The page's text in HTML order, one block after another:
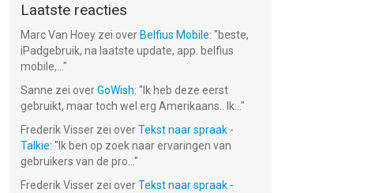
Laatste reacties
Marc Van Hoey zei over Belfius Mobile: "beste,
iPadgebruik, na laatste update, app. belfius
mobile,... "
Sanne zei overGoWish: " Ik heb deze eerst
gebruikt, maar toch wel erg Amerikaans.. Ik... "
Frederik Visser zei overTekst naar spraak -
Talkie: " Ik ben op zoek naar ervaringen van
gebruikers van de pro... "
Frederik Visser zei overTekst naar spraak -